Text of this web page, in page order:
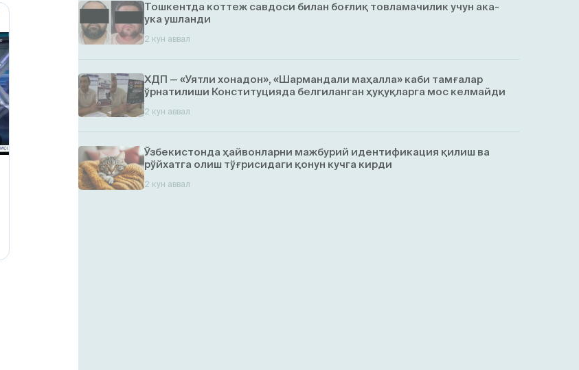
Тошкентда коттеж савдоси билан боғлиқ товламачилик учун ака-
ука ушланди
2 кун аввал
ХДП — «Уятли хонадон», «Шармандали маҳалла» каби тамғалар
ўрнатилиши Конституцияда белгиланган ҳуқуқларга мос келмайди
2 кун аввал
Ўзбекистонда ҳайвонларни мажбурий идентификация қилиш ва
рўйхатга олиш тўғрисидаги қонун кучга кирди
2 кун аввал